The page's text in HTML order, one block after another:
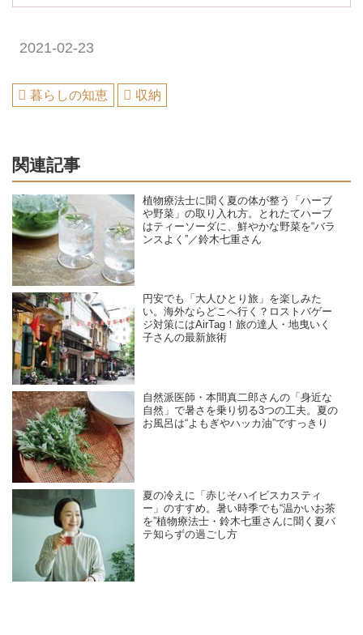
2021-02-23
暮らしの知恵 収納
関連記事
植物療法士に聞く夏の体が整う「ハーブ
や野菜」の取り入れ方。とれたてハーブ
はティーソーダに、鮮やかな野菜を“バラ
ンスよく”／鈴木七重さん
円安でも「大人ひとり旅」を楽しみた
い。海外ならどこへ行く？ロストバゲー
ジ対策にはAirTag！旅の達人・地曳いく
子さんの最新旅術
自然派医師・本間真二郎さんの「身近な
自然」で暑さを乗り切る3つの工夫。夏の
お風呂は“よもぎやハッカ油”ですっきり
夏の冷えに「赤じそハイビスカスティ
ー」のすすめ。暑い時季でも“温かいお茶
を”植物療法士・鈴木七重さんに聞く夏バ
テ知らずの過ごし方